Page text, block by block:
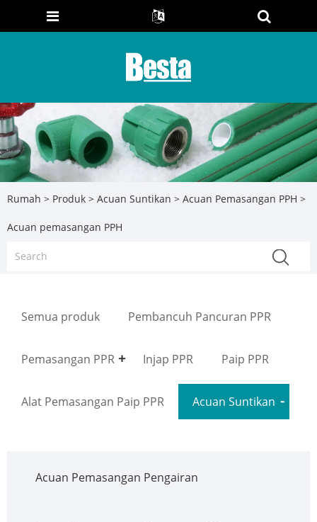
Rumah > Produk > Acuan Suntikan > Acuan Pemasangan PPH >
Acuan pemasangan PPH
Semua produk Pembancuh Pancuran PPR
Pemasangan PPR Injap PPR Paip PPR
Alat Pemasangan Paip PPR Acuan Suntikan
Acuan Pemasangan Pengairan